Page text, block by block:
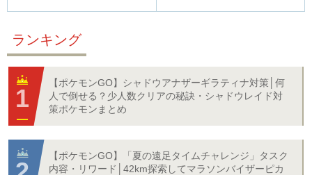
ランキング
【ポケモンGO】シャドウアナザーギラティナ対策│何
人で倒せる？少人数クリアの秘訣・シャドウレイド対
策ポケモンまとめ
【ポケモンGO】「夏の遠足タイムチャレンジ」タスク
内容・リワード│42km探索してマラソンバイザーピカ